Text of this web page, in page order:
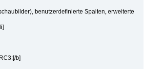
benutzerdefinierte Spalten, erweiterte
b]